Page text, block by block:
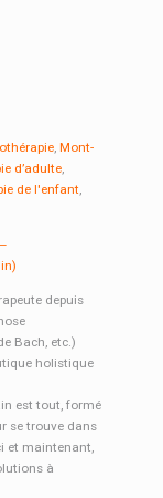
, Mont-
d’adulte,
de l'enfant,
depuis
Bach, etc.)
holistique
est tout, formé
se trouve dans
et maintenant,
à